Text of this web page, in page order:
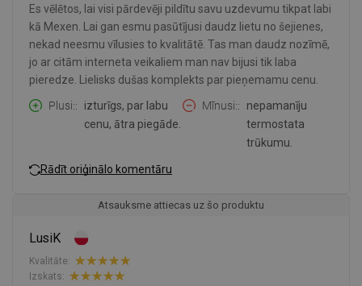
Es vēlētos, lai visi pārdevēji pildītu savu uzdevumu tikpat labi
kā Mexen. Lai gan esmu pasūtījusi daudz lietu no šejienes,
nekad neesmu vīlusies to kvalitātē. Tas man daudz nozīmē,
jo ar citām interneta veikaliem man nav bijusi tik laba
pieredze. Lielisks dušas komplekts par pieņemamu cenu.
Plusi:
izturīgs, par labu
cenu, ātra piegāde.
Mīnusi:
nepamanīju
termostata
trūkumu.
Rādīt oriģinālo komentāru
Atsauksme attiecas uz šo produktu
LusiK
Kvalitāte:
Izskats: